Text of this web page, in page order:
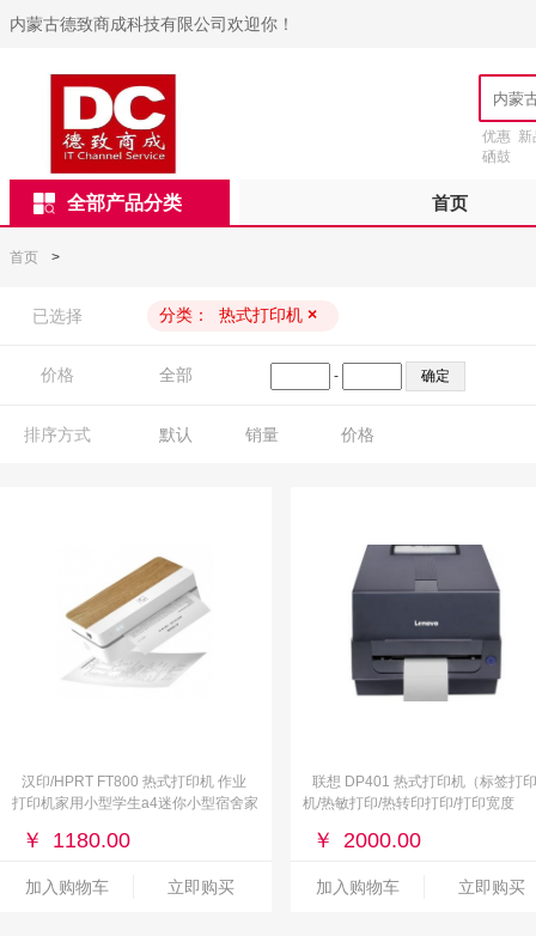
内蒙古德致商成科技有限公司欢迎你！
优惠 新
硒鼓
全部产品分类 首页
首页 >
已选择 分类： 热式打印机 ×
价格 全部 -
排序方式 默认 销量 价格
汉印/HPRT FT800 热式打印机 作业
打印机家用小型学生a4迷你小型宿舍家
￥ 1180.00
加入购物车 立即购买
联想 DP401 热式打印机（标签打印
机/热敏打印/热转印打印/打印宽度
￥ 2000.00
加入购物车 立即购买